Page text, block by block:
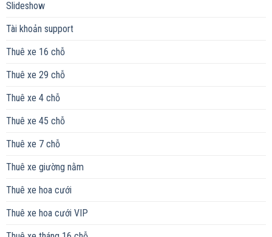
Slideshow
Tài khoản support
Thuê xe 16 chỗ
Thuê xe 29 chỗ
Thuê xe 4 chỗ
Thuê xe 45 chỗ
Thuê xe 7 chỗ
Thuê xe giường nằm
Thuê xe hoa cưới
Thuê xe hoa cưới VIP